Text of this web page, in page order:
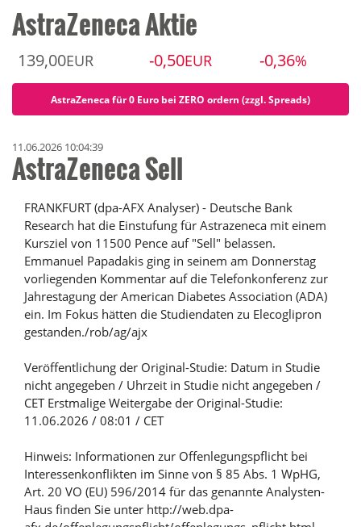
AstraZeneca Aktie
139,00EUR -0,50EUR -0,36%
AstraZeneca für 0 Euro bei ZERO ordern (zzgl. Spreads)
11.06.2026 10:04:39
AstraZeneca Sell
FRANKFURT (dpa-AFX Analyser) - Deutsche Bank
Research hat die Einstufung für Astrazeneca mit einem
Kursziel von 11500 Pence auf "Sell" belassen.
Emmanuel Papadakis ging in seinem am Donnerstag
vorliegenden Kommentar auf die Telefonkonferenz zur
Jahrestagung der American Diabetes Association (ADA)
ein. Im Fokus hätten die Studiendaten zu Elecoglipron
gestanden./rob/ag/ajx
Veröffentlichung der Original-Studie: Datum in Studie
nicht angegeben / Uhrzeit in Studie nicht angegeben /
CET Erstmalige Weitergabe der Original-Studie:
11.06.2026 / 08:01 / CET
Hinweis: Informationen zur Offenlegungspflicht bei
Interessenkonflikten im Sinne von § 85 Abs. 1 WpHG,
Art. 20 VO (EU) 596/2014 für das genannte Analysten-
Haus finden Sie unter http://web.dpa-